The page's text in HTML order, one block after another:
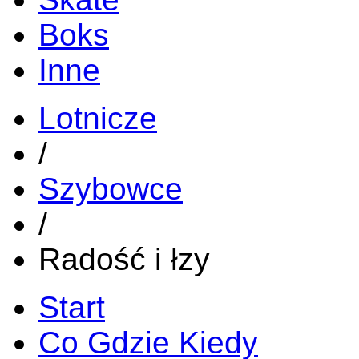
Boks
Inne
Lotnicze
/
Szybowce
/
Radość i łzy
Start
Co Gdzie Kiedy